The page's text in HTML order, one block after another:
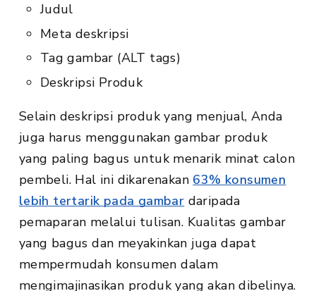
Judul
Meta deskripsi
Tag gambar (ALT tags)
Deskripsi Produk
Selain deskripsi produk yang menjual, Anda
juga harus menggunakan gambar produk
yang paling bagus untuk menarik minat calon
pembeli. Hal ini dikarenakan 63% konsumen
lebih tertarik pada gambar daripada
pemaparan melalui tulisan. Kualitas gambar
yang bagus dan meyakinkan juga dapat
mempermudah konsumen dalam
mengimajinasikan produk yang akan dibelinya.